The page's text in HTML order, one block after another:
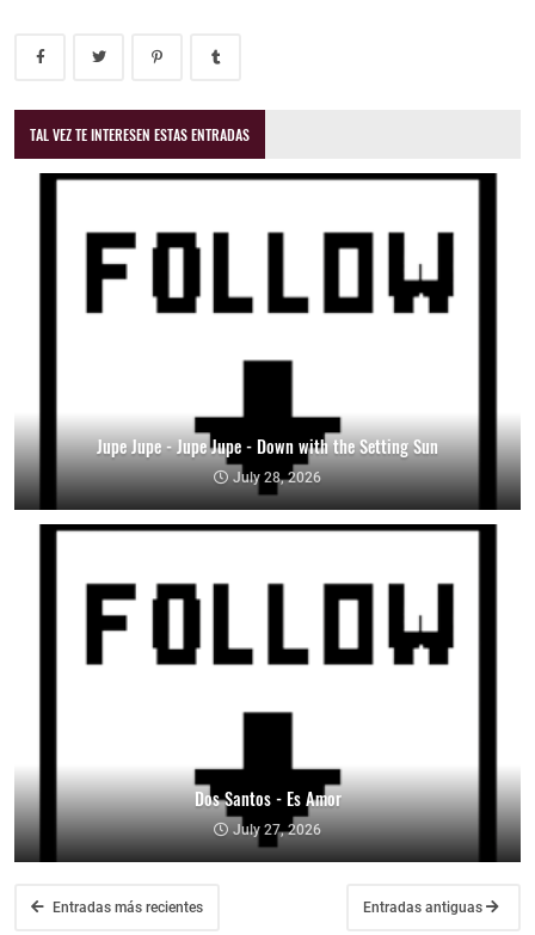
TAL VEZ TE INTERESEN ESTAS ENTRADAS
Jupe Jupe - Jupe Jupe - Down with the Setting Sun
July 28, 2026
Dos Santos - Es Amor
July 27, 2026
Entradas más recientes Entradas antiguas